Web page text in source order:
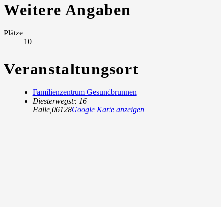
Weitere Angaben
Plätze
10
Veranstaltungsort
Familienzentrum Gesundbrunnen
Diesterwegstr. 16
Halle, 06128Google Karte anzeigen